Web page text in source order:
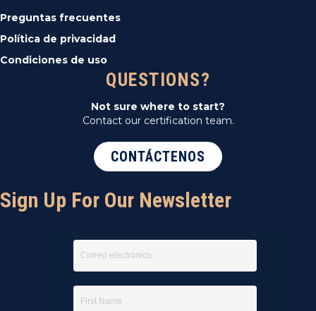
Preguntas frecuentes
Política de privacidad
Condiciones de uso
QUESTIONS?
Not sure where to start?
Contact our certification team.
CONTÁCTENOS
Sign Up For Our Newsletter